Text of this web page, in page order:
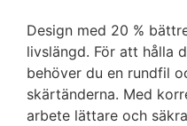
Design med 20 %
livslängd. För att hålla
behöver du en rundfil
skärtänderna. Med
arbete lättare och